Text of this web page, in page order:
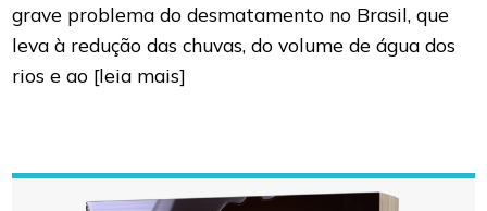
grave problema do desmatamento no Brasil, que
leva à redução das chuvas, do volume de água dos
rios e ao [leia mais]